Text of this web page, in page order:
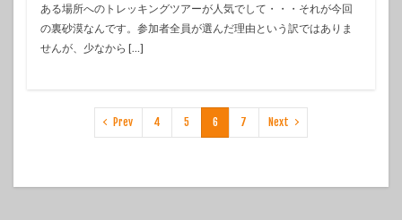
ある場所へのトレッキングツアーが人気でして・・・それが今回
の裏砂漠なんです。参加者全員が選んだ理由という訳ではありま
せんが、少なから […]
Prev 4 5 6 7 Next